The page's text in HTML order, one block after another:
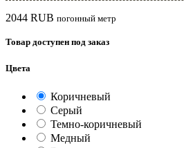
2044 RUB погонный метр
Товар доступен под заказ
Цвета
Коричневый
Серый
Темно-коричневый
Медный